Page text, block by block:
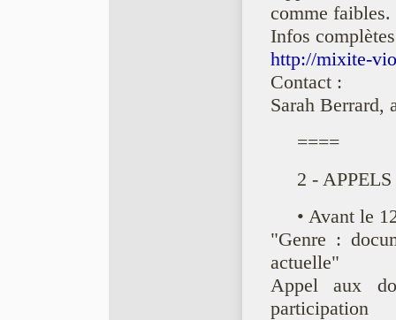
comme faibles.
Infos
http://mixite-
Contact :
Sarah Berrard,
====
2 -
• Avant le
"Genre :
actuelle"
Appel aux
participation